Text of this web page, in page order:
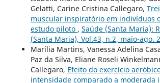
Gelatti, Carine Cristina Callegaro,
muscular inspiratório em indivíduos
estudo piloto , Saúde (Santa Maria):
(Santa Maria), Vol.43, n.2, maio-ago.
Marília Martins, Vanessa Adelina
Paz da Silva, Eliane Roseli
Callegaro, Efeito do exercício
intensidade comparado a moderada